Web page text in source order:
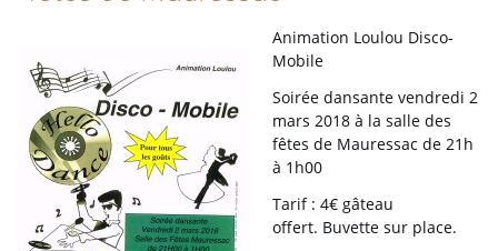
Animation Loulou Disco-
Mobile
Soirée dansante vendredi 2
mars 2018 à la salle des
fêtes de Mauressac de 21h
à 1h00
Tarif : 4€ gâteau
offert. Buvette sur place.